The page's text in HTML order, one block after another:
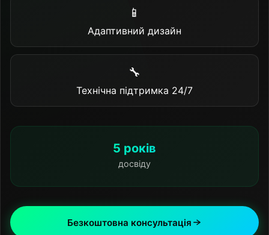
📱
Адаптивний дизайн
🔧
Технічна підтримка 24/7
5 років
досвіду
Безкоштовна консультація